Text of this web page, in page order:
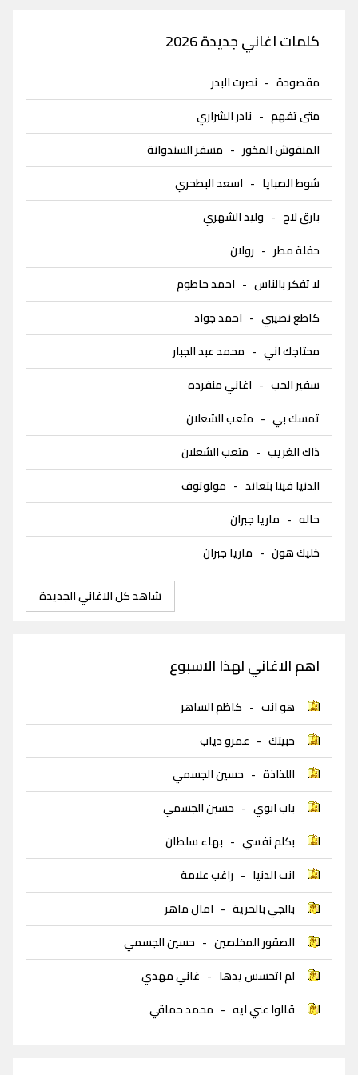
كلمات اغاني جديدة 2026
مقصودة - نصرت البدر
متى تفهم - نادر الشراري
المنقوش المخور - مسفر السندوانة
شوط الصبايا - اسعد البطحري
بارق لاح - وليد الشهري
حفلة مطر - رولان
لا تفكر بالناس - احمد حاطوم
كاطع نصيبي - احمد جواد
محتاجك اني - محمد عبد الجبار
سفير الحب - اغاني منفرده
تمسك بي - متعب الشعلان
ذاك الغريب - متعب الشعلان
الدنيا فينا بتعاند - مولوتوف
حاله - ماريا جبران
خليك هون - ماريا جبران
شاهد كل الاغاني الجديدة
اهم الاغاني لهذا الاسبوع
هو انت - كاظم الساهر
حبيتك - عمرو دياب
اللذاذة - حسين الجسمي
باب ابوي - حسين الجسمي
بكلم نفسي - بهاء سلطان
انت الدنيا - راغب علامة
بالجي بالحرية - امال ماهر
الصقور المخلصين - حسين الجسمي
لم اتحسس يدها - غاني مهدي
قالوا عني ايه - محمد حماقي